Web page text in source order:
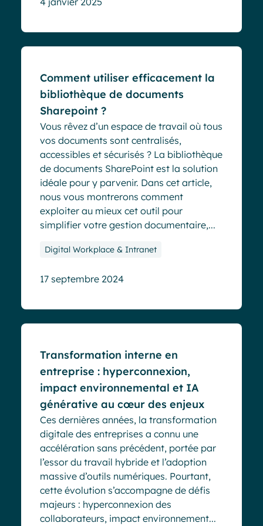
Comment utiliser efficacement la
bibliothèque de documents
Sharepoint ?
Vous rêvez d’un espace de travail où tous
vos documents sont centralisés,
accessibles et sécurisés ? La bibliothèque
de documents SharePoint est la solution
idéale pour y parvenir. Dans cet article,
nous vous montrerons comment
exploiter au mieux cet outil pour
simplifier votre gestion documentaire,...
Digital Workplace & Intranet
17 septembre 2024
Transformation interne en
entreprise : hyperconnexion,
impact environnemental et IA
générative au cœur des enjeux
Ces dernières années, la transformation
digitale des entreprises a connu une
accélération sans précédent, portée par
l’essor du travail hybride et l’adoption
massive d’outils numériques. Pourtant,
cette évolution s’accompagne de défis
majeurs : hyperconnexion des
collaborateurs, impact environnement...